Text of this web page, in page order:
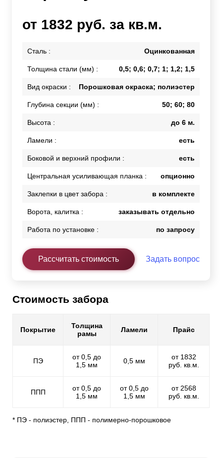
от 1832 руб. за кв.м.
Сталь : Оцинкованная
Толщина стали (мм) : 0,5; 0,6; 0,7; 1; 1,2; 1,5
Вид окраски : Порошковая окраска; полиэстер
Глубина секции (мм) : 50; 60; 80
Высота : до 6 м.
Ламели : есть
Боковой и верхний профили : есть
Центральная усиливающая планка : опционно
Заклепки в цвет забора : в комплекте
Ворота, калитка : заказывать отдельно
Работа по установке : по запросу
Рассчитать стоимость Задать вопрос
Стоимость забора
Покрытие
Толщина
рамы
Ламели Прайс
ПЭ
от 0,5 до
1,5 мм
0,5 мм
от 1832
руб. кв.м.
ППП
от 0,5 до
1,5 мм
от 0,5 до
1,5 мм
от 2568
руб. кв.м.
* ПЭ - полиэстер, ППП - полимерно-порошковое